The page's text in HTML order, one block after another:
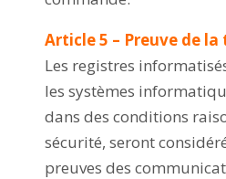
Article 5 – Preuve de
Les registres
les systèmes
dans des conditions
sécurité, seront
preuves des